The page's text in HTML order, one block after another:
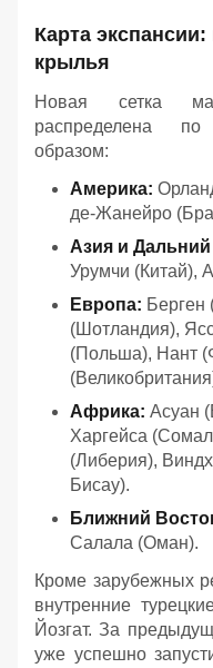
Карта экспансии:
крылья
Новая сетка
распределена
образом:
Америка:
де-Жанейро
Азия и
Урумчи (Китай),
Европа: Берген
(Шотландия),
(Польша), Нант
Африка: Асуан
Харгейса
(Либерия),
Бисау).
Ближний
Салала (Оман).
Кроме зарубежных
внутренние
Йозгат. За
уже успешно